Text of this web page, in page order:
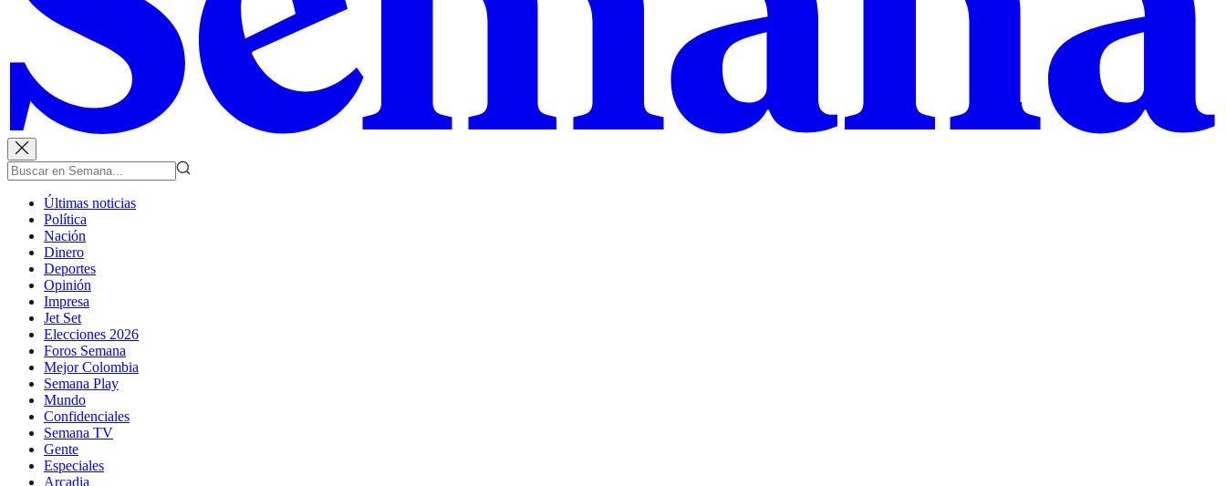
Últimas noticias
Política
Nación
Dinero
Deportes
Opinión
Impresa
Jet Set
Elecciones 2026
Foros Semana
Mejor Colombia
Semana Play
Mundo
Confidenciales
Semana TV
Gente
Especiales
Arcadia